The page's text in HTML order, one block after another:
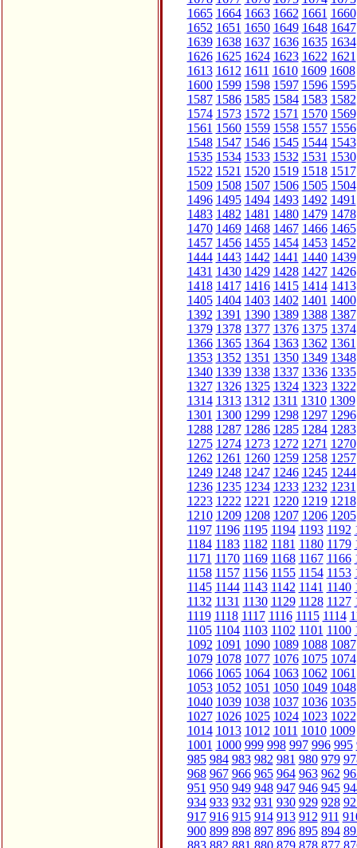
1665 1664 1663 1662 1661 1660
1652 1651 1650 1649 1648 1647
1639 1638 1637 1636 1635 1634
1626 1625 1624 1623 1622 1621
1613 1612 1611 1610 1609 1608
1600 1599 1598 1597 1596 1595
1587 1586 1585 1584 1583 1582
1574 1573 1572 1571 1570 1569
1561 1560 1559 1558 1557 1556
1548 1547 1546 1545 1544 1543
1535 1534 1533 1532 1531 1530
1522 1521 1520 1519 1518 1517
1509 1508 1507 1506 1505 1504
1496 1495 1494 1493 1492 1491
1483 1482 1481 1480 1479 1478
1470 1469 1468 1467 1466 1465
1457 1456 1455 1454 1453 1452
1444 1443 1442 1441 1440 1439
1431 1430 1429 1428 1427 1426
1418 1417 1416 1415 1414 1413
1405 1404 1403 1402 1401 1400
1392 1391 1390 1389 1388 1387
1379 1378 1377 1376 1375 1374
1366 1365 1364 1363 1362 1361
1353 1352 1351 1350 1349 1348
1340 1339 1338 1337 1336 1335
1327 1326 1325 1324 1323 1322
1314 1313 1312 1311 1310 1309
1301 1300 1299 1298 1297 1296
1288 1287 1286 1285 1284 1283
1275 1274 1273 1272 1271 1270
1262 1261 1260 1259 1258 1257
1249 1248 1247 1246 1245 1244
1236 1235 1234 1233 1232 1231
1223 1222 1221 1220 1219 1218
1210 1209 1208 1207 1206 1205
1197 1196 1195 1194 1193 1192
1184 1183 1182 1181 1180 1179
1171 1170 1169 1168 1167 1166
1158 1157 1156 1155 1154 1153
1145 1144 1143 1142 1141 1140
1132 1131 1130 1129 1128 1127
1119 1118 1117 1116 1115 1114
1105 1104 1103 1102 1101 1100
1092 1091 1090 1089 1088 1087
1079 1078 1077 1076 1075 1074
1066 1065 1064 1063 1062 1061
1053 1052 1051 1050 1049 1048
1040 1039 1038 1037 1036 1035
1027 1026 1025 1024 1023 1022
1014 1013 1012 1011 1010 1009
1001 1000 999 998 997 996 995
985 984 983 982 981 980 979
968 967 966 965 964 963 962
951 950 949 948 947 946 945
934 933 932 931 930 929 928
917 916 915 914 913 912 911
900 899 898 897 896 895 894
883 882 881 880 879 878 877